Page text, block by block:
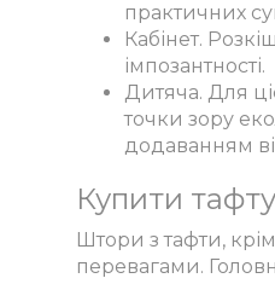
практичних
Кабінет.
імпозантності.
Дитяча. Для
точки зору
додаванням
Купити
Штори з тафти,
перевагами.